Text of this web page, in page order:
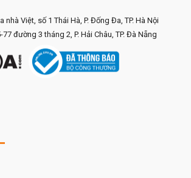
nhà Việt, số 1 Thái Hà, P. Đống Đa, TP. Hà Nội
đường 3 tháng 2, P. Hải Châu, TP. Đà Nẵng